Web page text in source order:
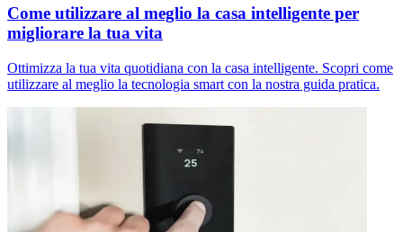
Come utilizzare al meglio la casa intelligente per
migliorare la tua vita
Ottimizza la tua vita quotidiana con la casa intelligente. Scopri come
utilizzare al meglio la tecnologia smart con la nostra guida pratica.